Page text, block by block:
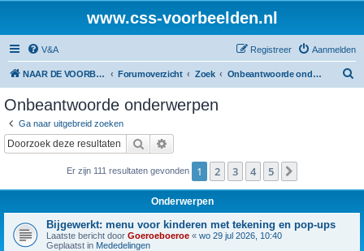
www.css-voorbeelden.nl
V&A Aanmelden
Registreer
NAAR DE VOORBEELDEN Forumoverzicht Zoek Onbeantwoorde onderwerpen
Onbeantwoorde onderwerpen
Ga naar uitgebreid zoeken
Zoek
Er zijn 111 resultaten gevonden 1 2 3 4 5
Onderwerpen
Bijgewerkt: menu voor kinderen met tekening en pop-ups
Laatste bericht door Goeroeboeroe « wo 29 jul 2026, 10:40
Geplaatst in Mededelingen